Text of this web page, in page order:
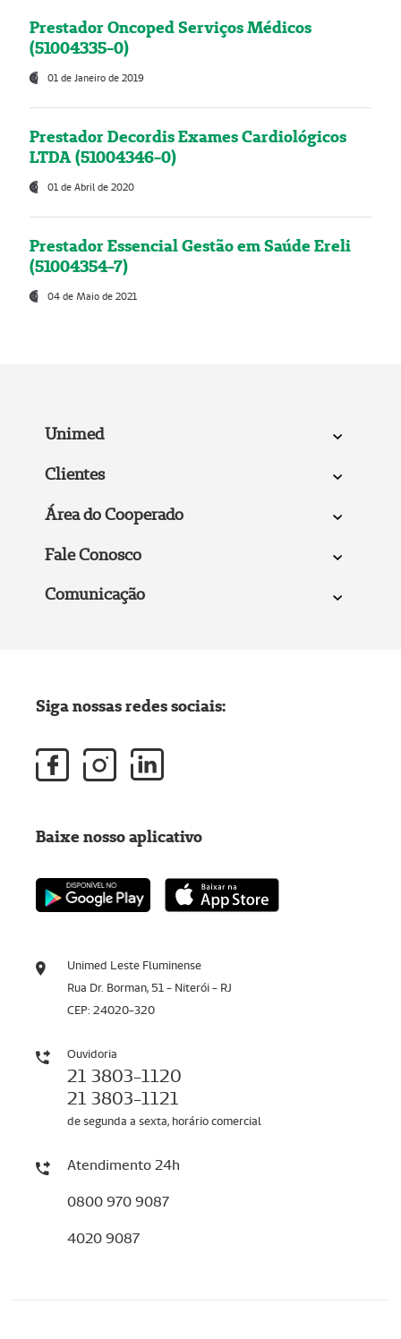
Prestador Oncoped Serviços Médicos
(51004335-0)
01 de Janeiro de 2019
Prestador Decordis Exames Cardiológicos
LTDA (51004346-0)
01 de Abril de 2020
Prestador Essencial Gestão em Saúde Ereli
(51004354-7)
04 de Maio de 2021
Unimed
Clientes
Área do Cooperado
Fale Conosco
Comunicação
Unimed Leste Fluminense
Rua Dr. Borman, 51 - Niterói - RJ
CEP: 24020-320
Ouvidoria
21 3803-1120
21 3803-1121
de segunda a sexta, horário comercial
Atendimento 24h
0800 970 9087
4020 9087
Siga nossas redes sociais:
Baixe nosso aplicativo